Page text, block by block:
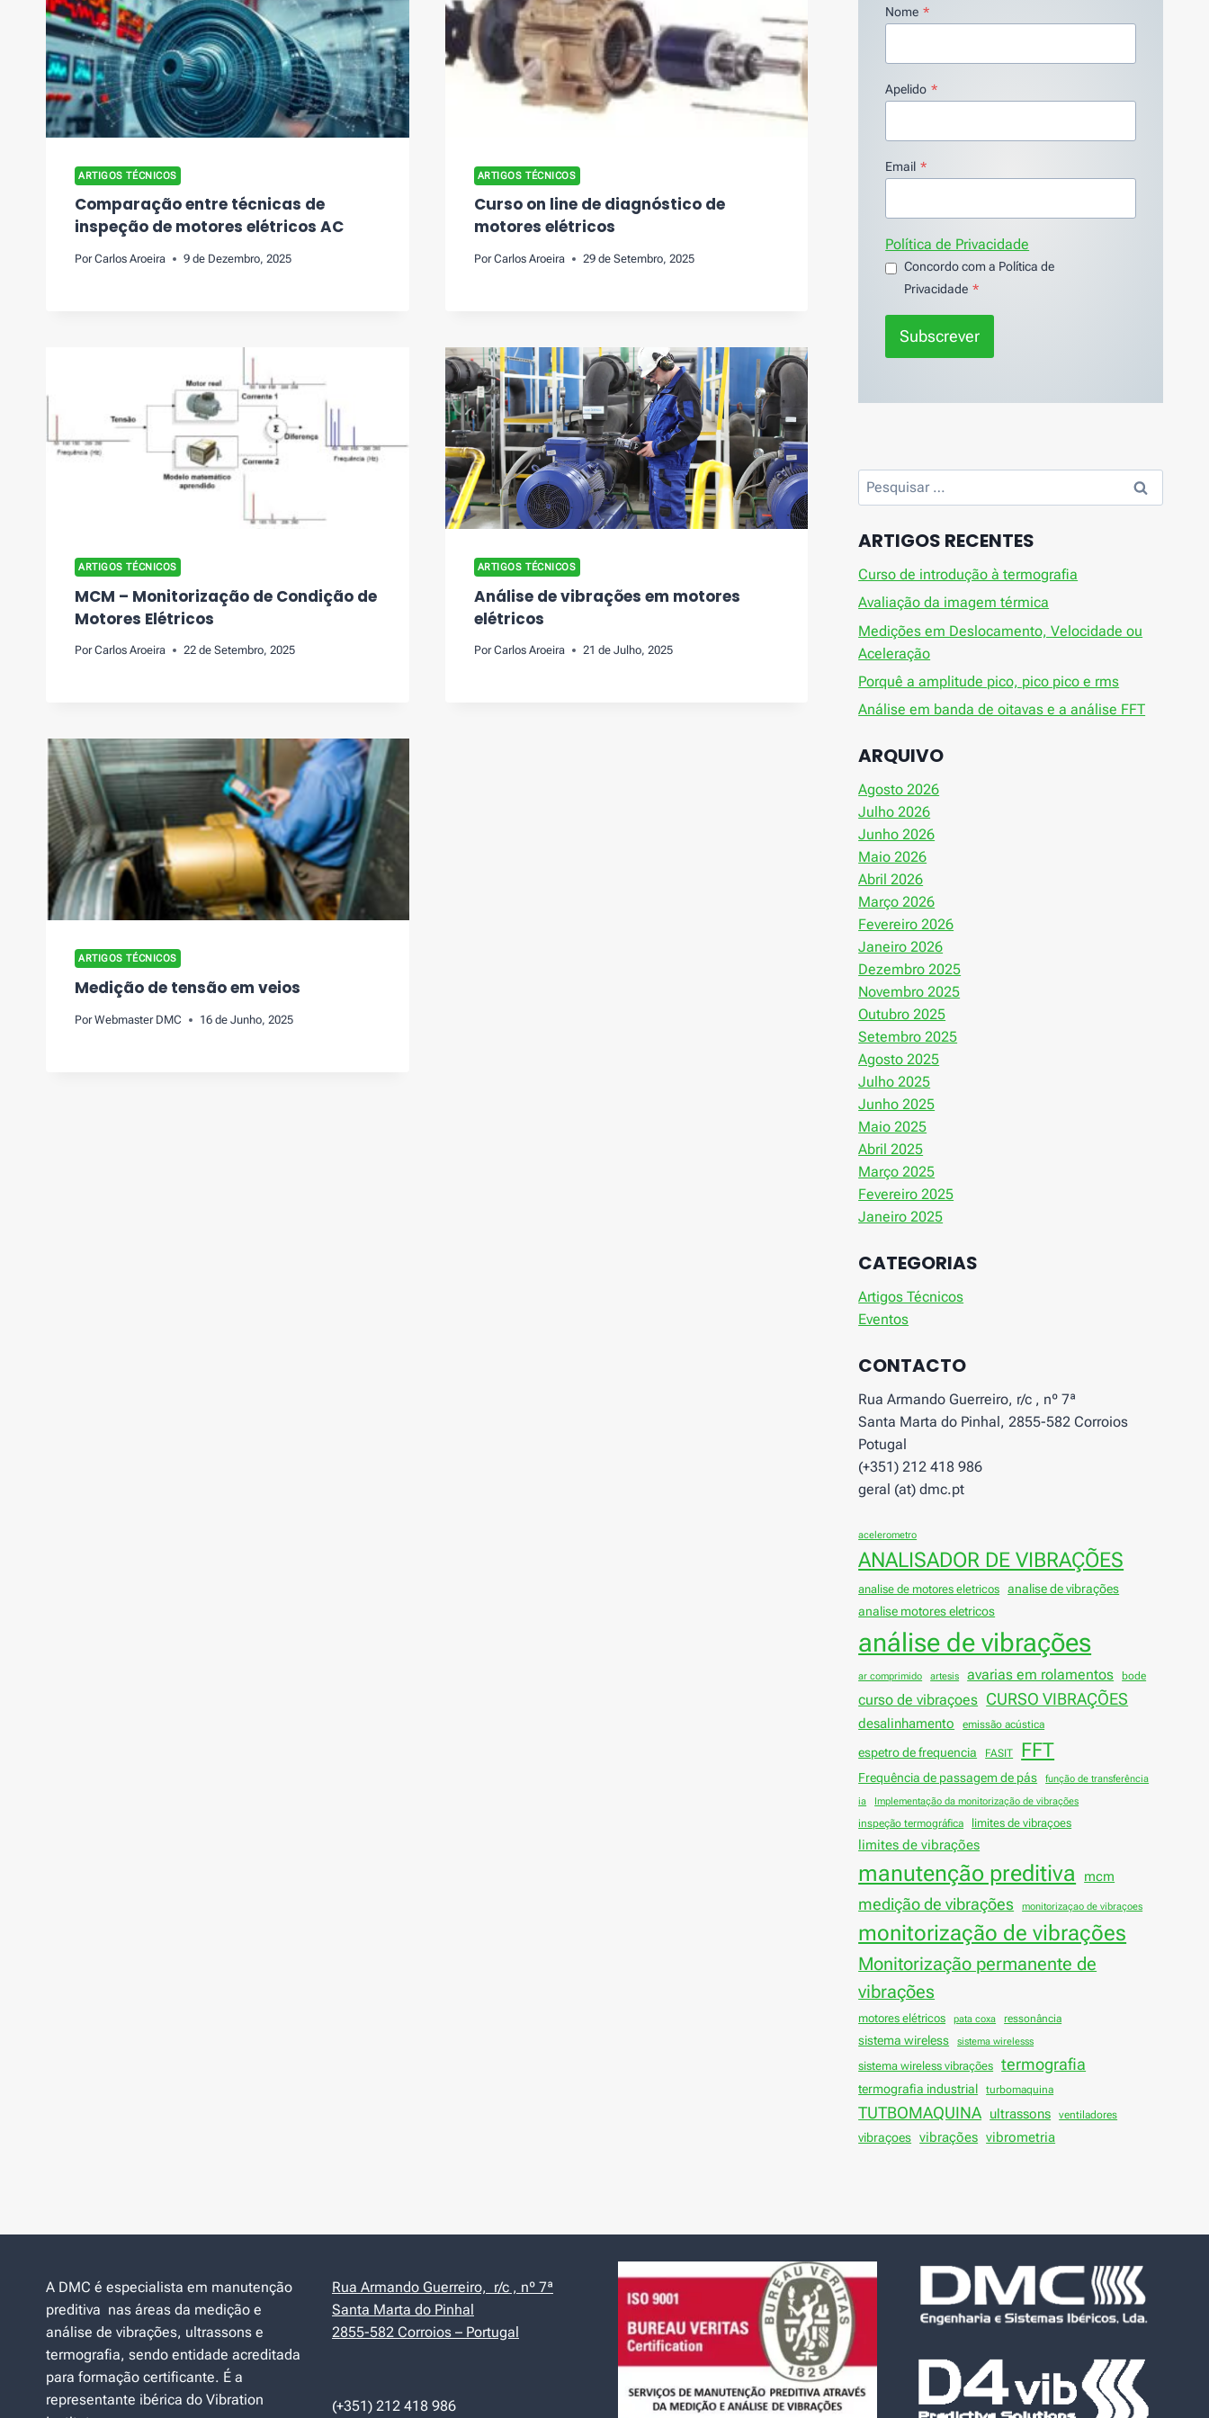
ARTIGOS TÉCNICOS
Comparação entre técnicas de
inspeção de motores elétricos AC
Por Carlos Aroeira 9 de Dezembro, 2025
ARTIGOS TÉCNICOS
Curso on line de diagnóstico de
motores elétricos
Por Carlos Aroeira 29 de Setembro, 2025
ARTIGOS TÉCNICOS
MCM – Monitorização de Condição de
Motores Elétricos
Por Carlos Aroeira 22 de Setembro, 2025
ARTIGOS TÉCNICOS
Análise de vibrações em motores
elétricos
Por Carlos Aroeira 21 de Julho, 2025
ARTIGOS TÉCNICOS
Medição de tensão em veios
Por Webmaster DMC 16 de Junho, 2025
Nome *
Apelido *
Email *
Política de Privacidade
Concordo com a Política de
Privacidade *
Subscrever
Pesquisar
por:
ARTIGOS RECENTES
Curso de introdução à termografia
Avaliação da imagem térmica
Medições em Deslocamento, Velocidade ou
Aceleração
Porquê a amplitude pico, pico pico e rms
Análise em banda de oitavas e a análise FFT
ARQUIVO
Agosto 2026
Julho 2026
Junho 2026
Maio 2026
Abril 2026
Março 2026
Fevereiro 2026
Janeiro 2026
Dezembro 2025
Novembro 2025
Outubro 2025
Setembro 2025
Agosto 2025
Julho 2025
Junho 2025
Maio 2025
Abril 2025
Março 2025
Fevereiro 2025
Janeiro 2025
CATEGORIAS
Artigos Técnicos
Eventos
CONTACTO
Rua Armando Guerreiro, r/c , nº 7ª
Santa Marta do Pinhal, 2855-582 Corroios
Potugal
(+351) 212 418 986
geral (at) dmc.pt
acelerometro
ANALISADOR DE VIBRAÇÕES
analise de motores eletricos
analise de vibrações
analise motores eletricos
análise de vibrações
ar comprimido artesis avarias em rolamentos bode
curso de vibraçoes CURSO VIBRAÇÕES
desalinhamento emissão acústica
espetro de frequencia FASIT FFT
Frequência de passagem de pás
função de transferência
ia
Implementação da monitorização de vibrações
inspeção termográfica limites de vibraçoes
limites de vibrações
manutenção preditiva mcm
medição de vibrações monitorizaçao de vibraçoes
monitorização de vibrações
Monitorização permanente de
vibrações
motores elétricos pata coxa ressonância
sistema wireless sistema wirelesss
sistema wireless vibrações termografia
termografia industrial turbomaquina
TUTBOMAQUINA ultrassons ventiladores
vibraçoes vibrações vibrometria
A DMC é especialista em manutenção
preditiva nas áreas da medição e
análise de vibrações, ultrassons e
termografia, sendo entidade acreditada
para formação certificante. É a
representante ibérica do Vibration
Rua Armando Guerreiro, r/c , nº 7ª
Santa Marta do Pinhal
2855-582 Corroios – Portugal
(+351) 212 418 986